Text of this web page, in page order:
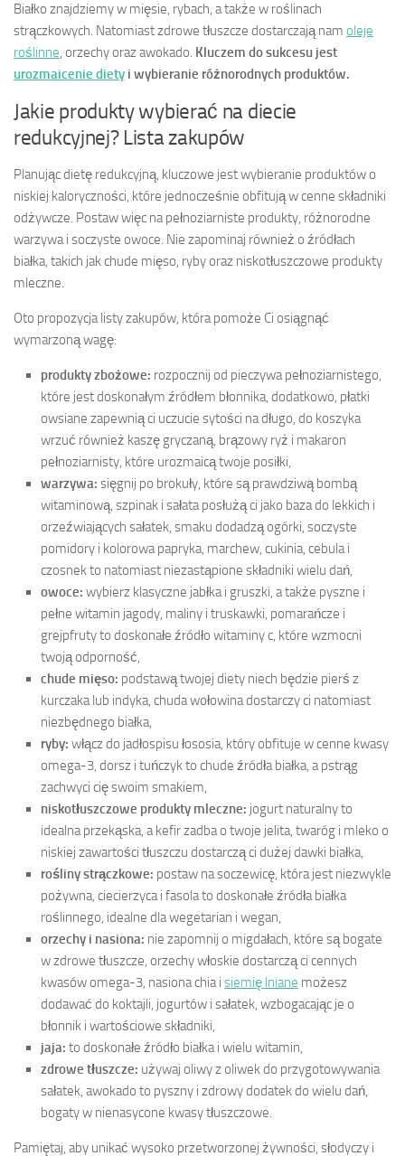
Białko znajdziemy w mięsie, rybach, a także w roślinach
strączkowych. Natomiast zdrowe tłuszcze dostarczają nam oleje
roślinne, orzechy oraz awokado. Kluczem do sukcesu jest
urozmaicenie diety i wybieranie różnorodnych produktów.
Jakie produkty wybierać na diecie
redukcyjnej? Lista zakupów
Planując dietę redukcyjną, kluczowe jest wybieranie produktów o
niskiej kaloryczności, które jednocześnie obfitują w cenne składniki
odżywcze. Postaw więc na pełnoziarniste produkty, różnorodne
warzywa i soczyste owoce. Nie zapominaj również o źródłach
białka, takich jak chude mięso, ryby oraz niskotłuszczowe produkty
mleczne.
Oto propozycja listy zakupów, która pomoże Ci osiągnąć
wymarzoną wagę:
produkty zbożowe: rozpocznij od pieczywa pełnoziarnistego,
które jest doskonałym źródłem błonnika, dodatkowo, płatki
owsiane zapewnią ci uczucie sytości na długo, do koszyka
wrzuć również kaszę gryczaną, brązowy ryż i makaron
pełnoziarnisty, które urozmaicą twoje posiłki,
warzywa: sięgnij po brokuły, które są prawdziwą bombą
witaminową, szpinak i sałata posłużą ci jako baza do lekkich i
orzeźwiających sałatek, smaku dodadzą ogórki, soczyste
pomidory i kolorowa papryka, marchew, cukinia, cebula i
czosnek to natomiast niezastąpione składniki wielu dań,
owoce: wybierz klasyczne jabłka i gruszki, a także pyszne i
pełne witamin jagody, maliny i truskawki, pomarańcze i
grejpfruty to doskonałe źródło witaminy c, które wzmocni
twoją odporność,
chude mięso: podstawą twojej diety niech będzie pierś z
kurczaka lub indyka, chuda wołowina dostarczy ci natomiast
niezbędnego białka,
ryby: włącz do jadłospisu łososia, który obfituje w cenne kwasy
omega-3, dorsz i tuńczyk to chude źródła białka, a pstrąg
zachwyci cię swoim smakiem,
niskotłuszczowe produkty mleczne: jogurt naturalny to
idealna przekąska, a kefir zadba o twoje jelita, twaróg i mleko o
niskiej zawartości tłuszczu dostarczą ci dużej dawki białka,
rośliny strączkowe: postaw na soczewicę, która jest niezwykle
pożywna, ciecierzyca i fasola to doskonałe źródła białka
roślinnego, idealne dla wegetarian i wegan,
orzechy i nasiona: nie zapomnij o migdałach, które są bogate
w zdrowe tłuszcze, orzechy włoskie dostarczą ci cennych
kwasów omega-3, nasiona chia i siemię lniane możesz
dodawać do koktajli, jogurtów i sałatek, wzbogacając je o
błonnik i wartościowe składniki,
jaja: to doskonałe źródło białka i wielu witamin,
zdrowe tłuszcze: używaj oliwy z oliwek do przygotowywania
sałatek, awokado to pyszny i zdrowy dodatek do wielu dań,
bogaty w nienasycone kwasy tłuszczowe.
Pamiętaj, aby unikać wysoko przetworzonej żywności, słodyczy i